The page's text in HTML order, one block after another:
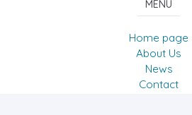
MENU
Home page
About Us
News
Contact